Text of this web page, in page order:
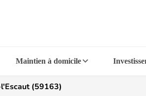
Maintien à domicile
(59163)